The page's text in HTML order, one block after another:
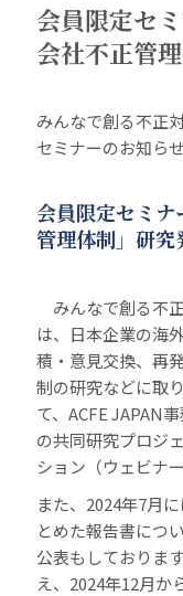
会員限定セ
会社不正管
みんなで創る不正
セミナーのお知らせ
会員限定セミナ
管理体制」研究
みんなで創る不
は、日本企業の海
積・意見交換、再
制の研究などに取
て、ACFE JAPAN
の共同研究プロジ
ション（ウェビナ
また、2024年7月
とめた報告書につ
公表もしておりま
え、2024年12月か